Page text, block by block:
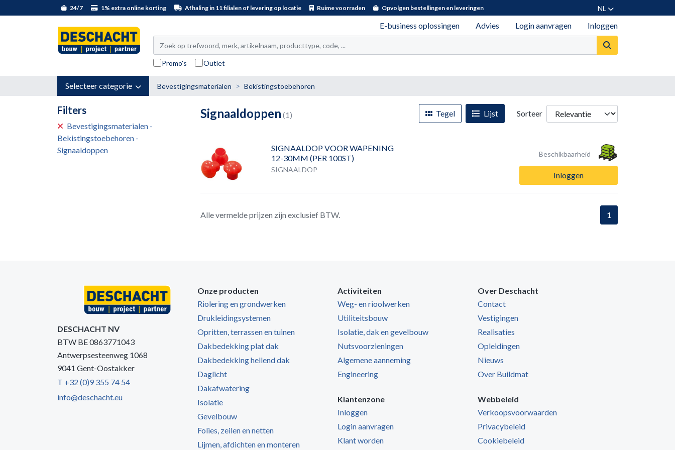
24/7 1% extra online korting Afhaling in 11 filialen of levering op locatie Ruime voorraden Opvolgen bestellingen en leveringen NL
E-business oplossingen Advies Login aanvragen Inloggen
Promo's Outlet
Selecteer categorie Bevestigingsmaterialen Bekistingstoebehoren
Filters
Bevestigingsmaterialen -
Bekistingstoebehoren -
Signaaldoppen
Signaaldoppen (1) Tegel Lijst Sorteer
SIGNAALDOP VOOR WAPENING
12-30MM (PER 100ST)
SIGNAALDOP
Beschikbaarheid
Inloggen
Alle vermelde prijzen zijn exclusief BTW. 1
DESCHACHT NV
BTW BE 0863771043
Antwerpsesteenweg 1068
9041 Gent-Oostakker
T +32 (0)9 355 74 54
info@deschacht.eu
Onze producten
Riolering en grondwerken
Drukleidingsystemen
Opritten, terrassen en tuinen
Dakbedekking plat dak
Dakbedekking hellend dak
Daglicht
Dakafwatering
Isolatie
Gevelbouw
Folies, zeilen en netten
Lijmen, afdichten en monteren
Activiteiten
Weg- en rioolwerken
Utiliteitsbouw
Isolatie, dak en gevelbouw
Nutsvoorzieningen
Algemene aanneming
Engineering
Klantenzone
Inloggen
Login aanvragen
Klant worden
Over Deschacht
Contact
Vestigingen
Realisaties
Opleidingen
Nieuws
Over Buildmat
Webbeleid
Verkoopsvoorwaarden
Privacybeleid
Cookiebeleid